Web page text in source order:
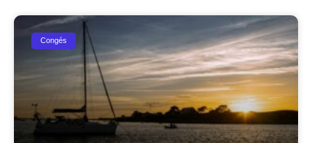
Congés